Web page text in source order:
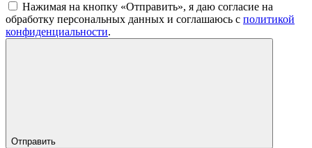
Нажимая на кнопку «Отправить», я даю согласие на
обработку персональных данных и соглашаюсь c политикой
конфиденциальности.
Отправить